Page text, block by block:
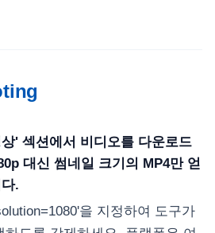
' 섹션에서 비디오를 다운로드
대신 썸네일 크기의 MP4만 얻
.
을 지정하여 도구가